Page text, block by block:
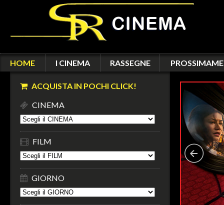
HOME I CINEMA RASSEGNE
ACQUISTA IN POCHI CLICK!
CINEMA
FILM
GIORNO